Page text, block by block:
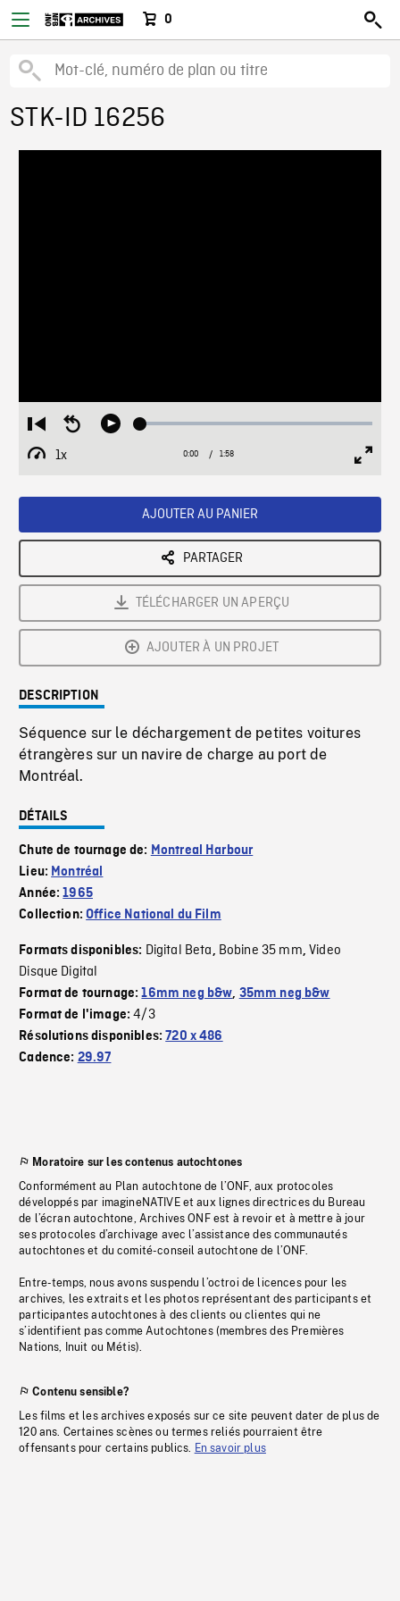
0
STK-ID 16256
Restart
from
beginning
Seek
Play Loaded:
1x
Playback
Current
0:00 / Duration
1:58
AJOUTER AU PANIER
PARTAGER
TÉLÉCHARGER UN APERÇU
AJOUTER À UN PROJET
DESCRIPTION
Séquence sur le déchargement de petites voitures
étrangères sur un navire de charge au port de
Montréal.
DÉTAILS
Chute de tournage de: Montreal Harbour
Lieu: Montréal
Année:1965
Collection:Office National du Film
Formats disponibles: Digital Beta, Bobine 35 mm,Video
Disque Digital
Format de tournage:16mm neg b&w, 35mm neg b&w
Format de l'image:4/3
Résolutions disponibles:720 x 486
Cadence: 29.97
Moratoire sur les contenus autochtones
Conformément au Plan autochtone de l’ONF, aux protocoles
développés par imagineNATIVE et aux lignes directrices du Bureau
de l’écran autochtone, Archives ONF est à revoir et à mettre à jour
ses protocoles d’archivage avec l’assistance des communautés
autochtones et du comité-conseil autochtone de l’ONF.
Entre-temps, nous avons suspendu l’octroi de licences pour les
archives, les extraits et les photos représentant des participants et
participantes autochtones à des clients ou clientes qui ne
s’identifient pas comme Autochtones (membres des Premières
Nations, Inuit ou Métis).
Contenu sensible?
Les films et les archives exposés sur ce site peuvent dater de plus de
120 ans. Certaines scènes ou termes reliés pourraient être
offensants pour certains publics. En savoir plus